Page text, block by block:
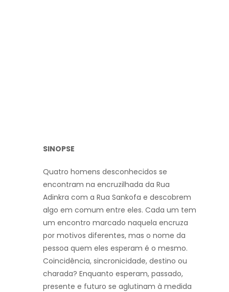
SINOPSE
Quatro homens desconhecidos se
encontram na encruzilhada da Rua
Adinkra com a Rua Sankofa e descobrem
algo em comum entre eles. Cada um tem
um encontro marcado naquela encruza
por motivos diferentes, mas o nome da
pessoa quem eles esperam é o mesmo.
Coincidência, sincronicidade, destino ou
charada? Enquanto esperam, passado,
presente e futuro se aglutinam à medida